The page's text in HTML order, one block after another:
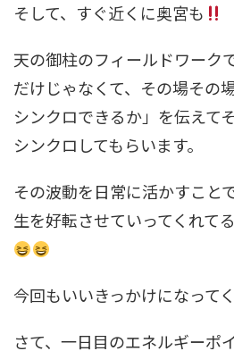
そして、すぐ近くに奥宮も
天の御柱のフィールドワーク
だけじゃなくて、その場その
シンクロできるか」を伝えて
シンクロしてもらいます。
その波動を日常に活かすこと
生を好転させていってくれて
今回もいいきっかけになって
さて、一日目のエネルギーポ